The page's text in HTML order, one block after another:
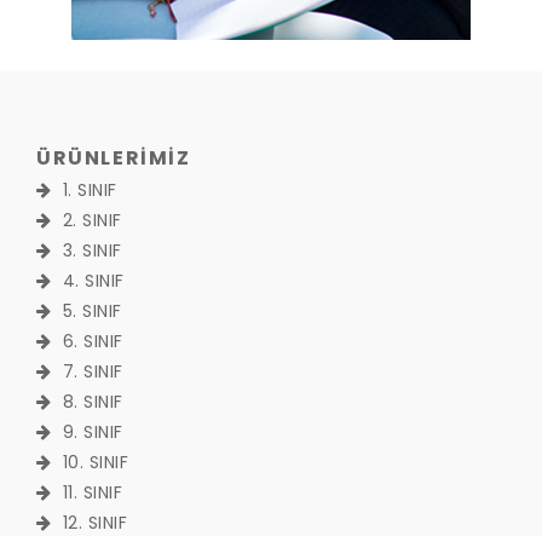
ÜRÜNLERİMİZ
1. SINIF
2. SINIF
3. SINIF
4. SINIF
5. SINIF
6. SINIF
7. SINIF
8. SINIF
9. SINIF
10. SINIF
11. SINIF
12. SINIF